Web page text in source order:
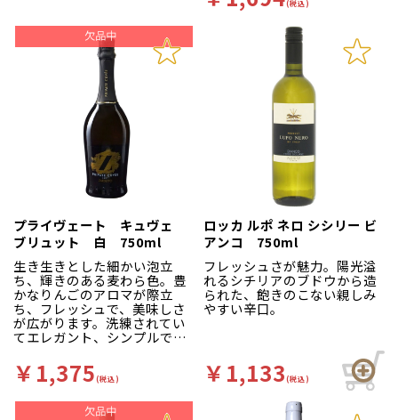
たブドウをブレンドし、シャ
ルドネという広く知られてい
る国際品種を用いながらもプ
ーリア州のテロワールの個性
を最大限に表現した造りとな
っています。 最適なタイミン
グで収穫したブドウは、直ち
にセラーに運ばれ、優しく丁
寧に圧搾。マスト（ブドウ果
汁）は10℃に冷やした状態で
24時間清澄、不純物などを取
り除きます。その後、ステン
レスタンクで厳選した酵母で
グラスに注ぐとグリーンがか
った明るいイエローの色合
ブ、柑橘系果実や白桃のフレ
ッシュなアロマ。ラベンダー
の香りも感じられます。口に
含むとフレッシュで生き生き
とした印象。溢れる果実味に
美しい酸の抜群のバランス。
余韻に心地よく感じられま
す。
海沿いの畑で収穫されたブド
ウを用いているため、 潮風や
い12度まで冷やしてから醸造
トでファインなワインとなり
ます。さらに、ワインにリッ
チさを与えるため、シュー
ル リを行います。
ソアーヴェエリアの外で、ヴ
ァルパンティーナの丘の斜面
に位置します。標高は100～
300m、南東向きです。冷涼
で穏やかな気候は、葡萄をゆ
っくりと成熟させ、香りと酸
を保ちます。土壌はやせてい
て白亜質、葡萄樹にストレス
を与え、素晴らしい品質の果
実を造り出します。
SO2を加えず、プヌマティッ
クプレスで全房圧搾します。
果汁はすぐに冷却し、自然に
落ち着かせます。1,200hLの
ステンレスタンクに入れ、12
を与えるため、20％を500Lの
樽（新樽でない）で2～3ヶ月
熟成させます。瓶詰までステ
ンレスタンク（1,200hL）で
(税込)
プライヴェート キュヴェ
ブリュット 白 750ml
生き生きとした細かい泡立
ち、輝きのある麦わら色。豊
かなりんごのアロマが際立
ち、フレッシュで、美味しさ
が広がります。洗練されてい
てエレガント、シンプルです
チャーがあります。
￥1,375(税込)
ロッカ ルポ ネロ シシリー ビ
アンコ 750ml
フレッシュさが魅力。陽光溢
れるシチリアのブドウから造
られた、飽きのこない親しみ
やすい辛口。
￥1,133(税込)